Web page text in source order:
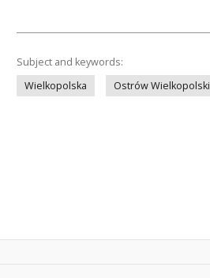
Subject and keywords:
Wielkopolska
Ostrów Wielkopolski